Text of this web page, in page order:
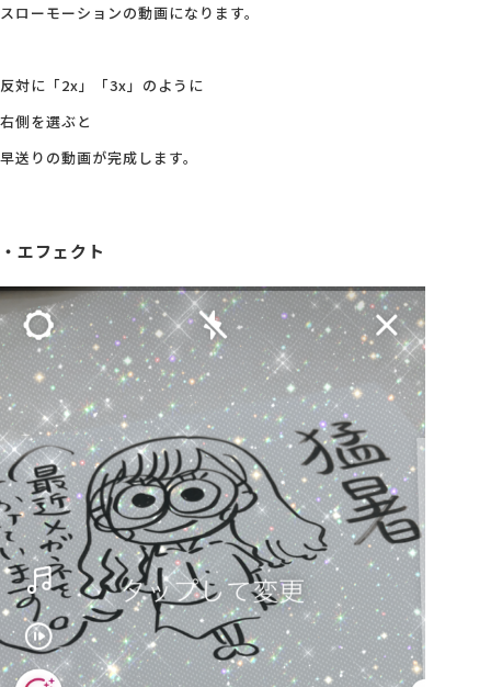
スローモーションの動画になります。
反対に「2x」「3x」のように
右側を選ぶと
早送りの動画が完成します。
・エフェクト